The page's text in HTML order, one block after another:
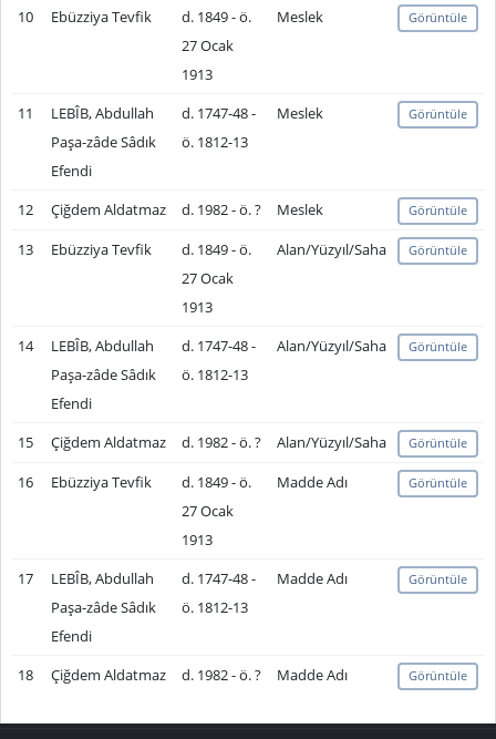
10 Ebüzziya Tevfik
d. 1849 - ö.
27 Ocak
1913
Meslek Görüntüle
11
LEBÎB, Abdullah
Paşa-zâde Sâdık
Efendi
d. 1747-48 -
ö. 1812-13
Meslek Görüntüle
12 Çiğdem Aldatmaz d. 1982 - ö. ? Meslek Görüntüle
13 Ebüzziya Tevfik
d. 1849 - ö.
27 Ocak
1913
Alan/Yüzyıl/Saha Görüntüle
14
LEBÎB, Abdullah
Paşa-zâde Sâdık
Efendi
d. 1747-48 -
ö. 1812-13
Alan/Yüzyıl/Saha Görüntüle
15 Çiğdem Aldatmaz d. 1982 - ö. ? Alan/Yüzyıl/Saha Görüntüle
16 Ebüzziya Tevfik
d. 1849 - ö.
27 Ocak
1913
Madde Adı Görüntüle
17
LEBÎB, Abdullah
Paşa-zâde Sâdık
Efendi
d. 1747-48 -
ö. 1812-13
Madde Adı Görüntüle
18 Çiğdem Aldatmaz d. 1982 - ö. ? Madde Adı Görüntüle